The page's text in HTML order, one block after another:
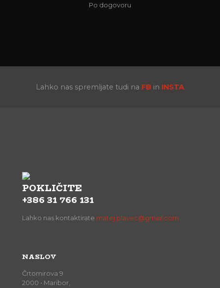
Po dogovoru
Lahko nas spremljate tudi na FB in INSTA
POKLIČITE
+386 31 766 131
Lahko nas kontaktirate matej.plavec@gmail.com
NASLOV
Črtomirova 9
2000 • Maribor,